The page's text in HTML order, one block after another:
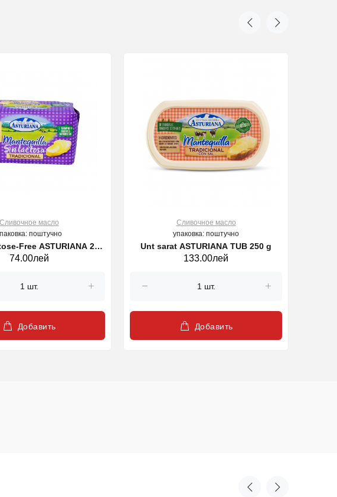
Cливочное масло
поштучно
Free ASTURIANA 250
г
74.00лей
Добавить
Cливочное масло
упаковка: поштучно
Unt sarat ASTURIANA TUB 250 g
133.00лей
Добавить